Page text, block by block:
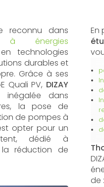
reconnu dans
à énergies
technologies
durables et
Grâce à ses
Quali PV, DIZAY
inégalée dans
la pose de
de pompes à
opter pour un
dédié à
réduction de
En
de :